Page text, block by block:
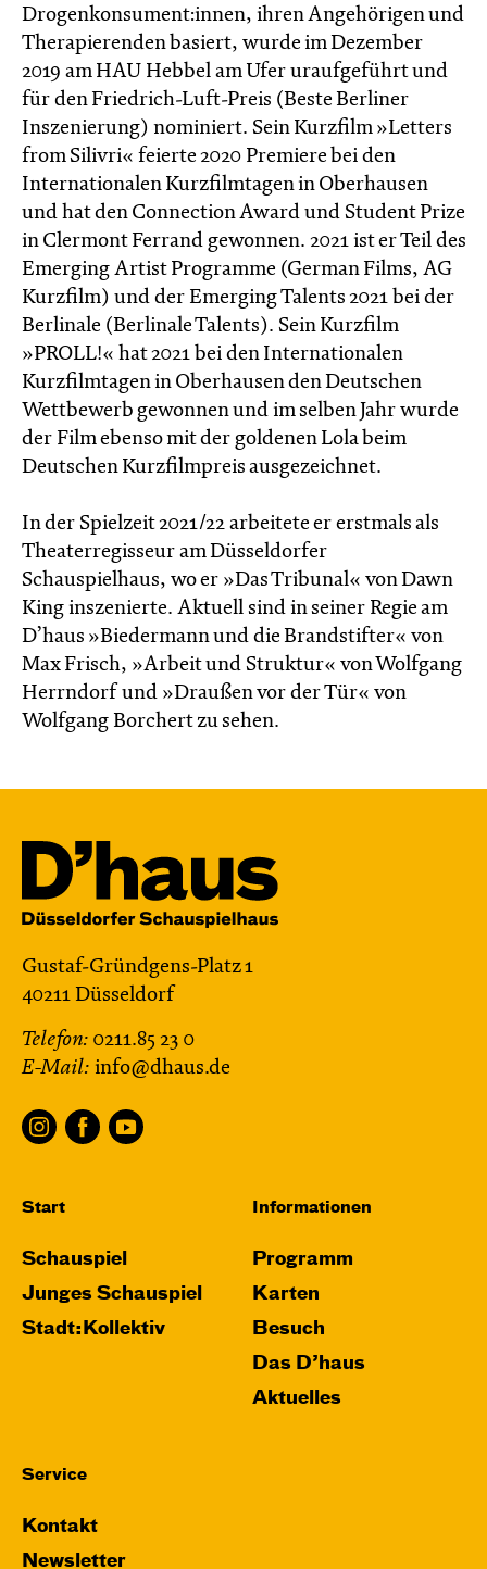
Drogenkonsument:innen, ihren Angehörigen und
Therapierenden basiert, wurde im Dezember
2019 am HAU Hebbel am Ufer uraufgeführt und
für den Friedrich-Luft-Preis (Beste Berliner
Inszenierung) nominiert. Sein Kurzfilm »Letters
from Silivri« feierte 2020 Premiere bei den
Internationalen Kurzfilmtagen in Oberhausen
und hat den Connection Award und Student Prize
in Clermont Ferrand gewonnen. 2021 ist er Teil des
Emerging Artist Programme (German Films, AG
Kurzfilm) und der Emerging Talents 2021 bei der
Berlinale (Berlinale Talents). Sein Kurzfilm
»PROLL!« hat 2021 bei den Internationalen
Kurzfilmtagen in Oberhausen den Deutschen
Wettbewerb gewonnen und im selben Jahr wurde
der Film ebenso mit der goldenen Lola beim
Deutschen Kurzfilmpreis ausgezeichnet.
In der Spielzeit 2021/22 arbeitete er erstmals als
Theaterregisseur am Düsseldorfer
Schauspielhaus, wo er »Das Tribunal« von Dawn
King inszenierte. Aktuell sind in seiner Regie am
D’haus »Biedermann und die Brandstifter« von
Max Frisch, »Arbeit und Struktur« von Wolfgang
Herrndorf und »Draußen vor der Tür« von
Wolfgang Borchert zu sehen.
Gustaf-Gründgens-Platz 1
40211 Düsseldorf
Telefon: 0211.85 23 0
E-Mail: info@dhaus.de
Start
Schauspiel
Junges Schauspiel
Stadt:Kollektiv
Informationen
Programm
Karten
Besuch
Das D’haus
Aktuelles
Service
Kontakt
Newsletter